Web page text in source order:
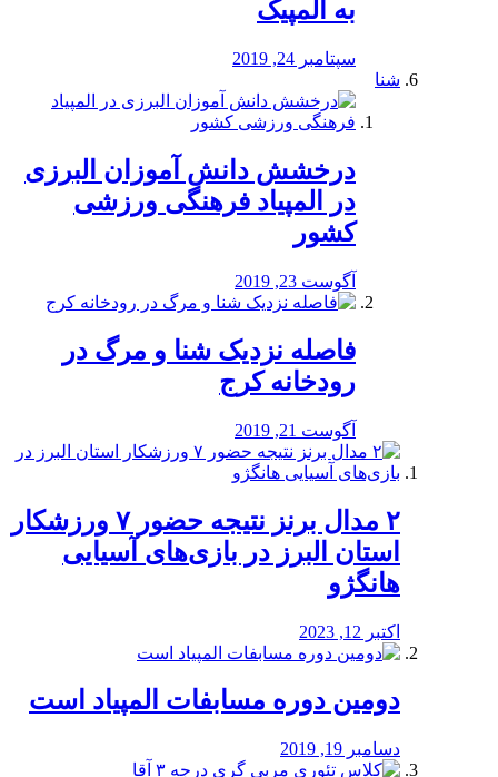
به المپیک
سپتامبر 24, 2019
شنا
درخشش دانش آموزان البرزی
در المپیاد فرهنگی ورزشی
کشور
آگوست 23, 2019
️فاصله نزدیک شنا و مرگ در
رودخانه کرج
آگوست 21, 2019
۲ مدال برنز نتیجه حضور ۷ ورزشکار
استان البرز در بازی‌های آسیایی
هانگژو
اکتبر 12, 2023
دومین دوره مسابفات المپیاد است
دسامبر 19, 2019